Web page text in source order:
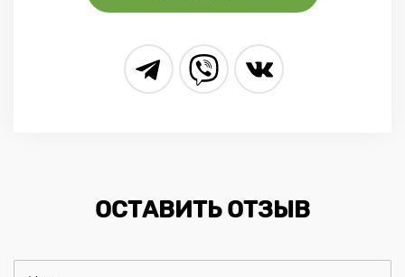
ОСТАВИТЬ ОТЗЫВ